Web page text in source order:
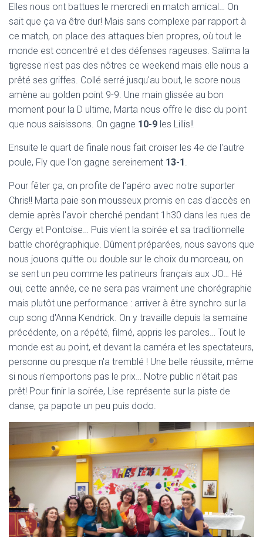
Elles nous ont battues le mercredi en match amical… On
sait que ça va être dur! Mais sans complexe par rapport à
ce match, on place des attaques bien propres, où tout le
monde est concentré et des défenses rageuses. Salima la
tigresse n'est pas des nôtres ce weekend mais elle nous a
prêté ses griffes. Collé serré jusqu'au bout, le score nous
amène au golden point 9-9. Une main glissée au bon
moment pour la D ultime, Marta nous offre le disc du point
que nous saisissons. On gagne 10-9 les Lillis!!
Ensuite le quart de finale nous fait croiser les 4e de l'autre
poule, Fly que l'on gagne sereinement 13-1
Pour fêter ça, on profite de l'apéro avec notre suporter
Chris!! Marta paie son mousseux promis en cas d'accès en
demie après l'avoir cherché pendant 1h30 dans les rues de
Cergy et Pontoise… Puis vient la soirée et sa traditionnelle
battle chorégraphique. Dûment préparées, nous savons que
nous jouons quitte ou double sur le choix du morceau, on
se sent un peu comme les patineurs français aux JO… Hé
oui, cette année, ce ne sera pas vraiment une chorégraphie
mais plutôt une performance : arriver à être synchro sur la
cup song d'Anna Kendrick. On y travaille depuis la semaine
précédente, on a répété, filmé, appris les paroles… Tout le
monde est au point, et devant la caméra et les spectateurs,
personne ou presque n'a tremblé ! Une belle réussite, même
si nous n'emportons pas le prix… Notre public n'était pas
prêt! Pour finir la soirée, Lise représente sur la piste de
danse, ça papote un peu puis dodo.